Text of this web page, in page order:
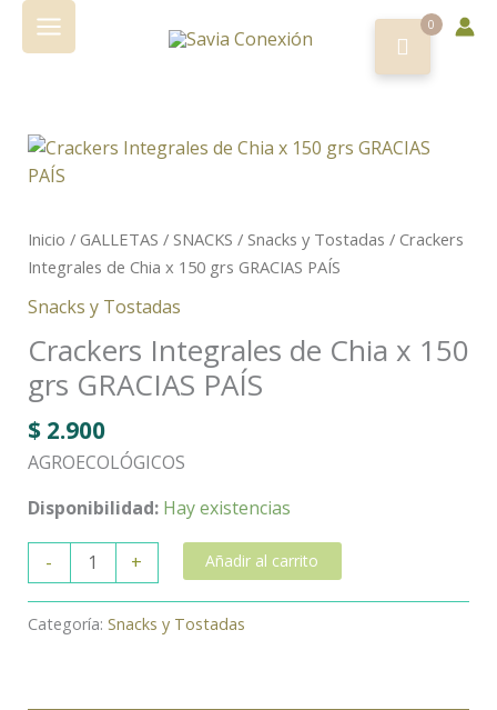
Inicio / GALLETAS / SNACKS / Snacks y Tostadas / Crackers
Integrales de Chia x 150 grs GRACIAS PAÍS
Snacks y Tostadas
Crackers Integrales de Chia x 150
grs GRACIAS PAÍS
$2.900
AGROECOLÓGICOS
Disponibilidad: Hay existencias
-
Crackers
Integrales
Chia
x
grs
GRACIAS
PAÍS
cantidad
+ Añadir al carrito
Categoría: Snacks y Tostadas
Chia
x
GRACIAS
PAÍS
0